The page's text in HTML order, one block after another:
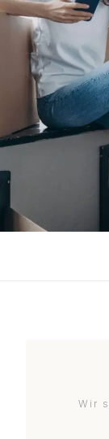
Wir